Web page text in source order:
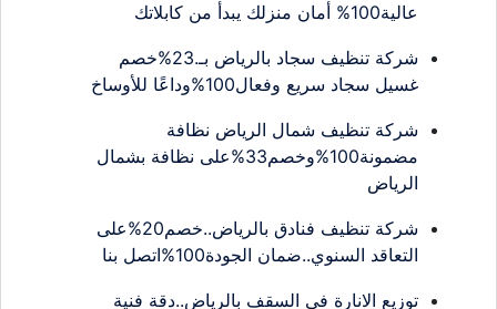
عالية100% أمان منزلك يبدأ من كابلاتك
شركة تنظيف سجاد بالرياض بـ.23%خصم
غسيل سجاد سريع وفعال100%وداعًا للأوساخ
شركة تنظيف شمال الرياض نظافة
مضمونة100%وخصم33%على نظافة بشمال
الرياض
شركة تنظيف فنادق بالرياض..خصم20%على
التعاقد السنوي..ضمان الجودة100%اتصل بنا
توزيع الانارة في السقف بالرياض..دقة فنية